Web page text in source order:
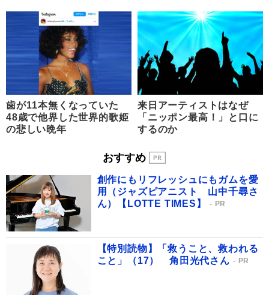
歯が11本無くなっていた
48歳で他界した世界的歌姫
の悲しい晩年
来日アーティストはなぜ
「ニッポン最高！」と口に
するのか
おすすめ
創作にもリフレッシュにもガムを愛
用（ジャズピアニスト 山中千尋さ
ん）【LOTTE TIMES】
PR
【特別読物】「救うこと、救われる
こと」（17） 角田光代さん
PR